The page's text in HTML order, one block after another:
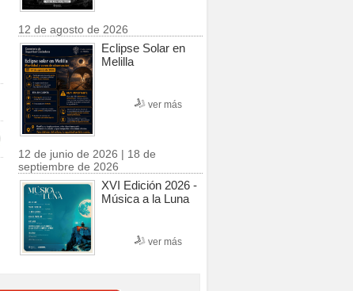
12 de agosto de 2026
Eclipse Solar en
Melilla
ver más
12 de junio de 2026 | 18 de
septiembre de 2026
XVI Edición 2026 -
Música a la Luna
ver más